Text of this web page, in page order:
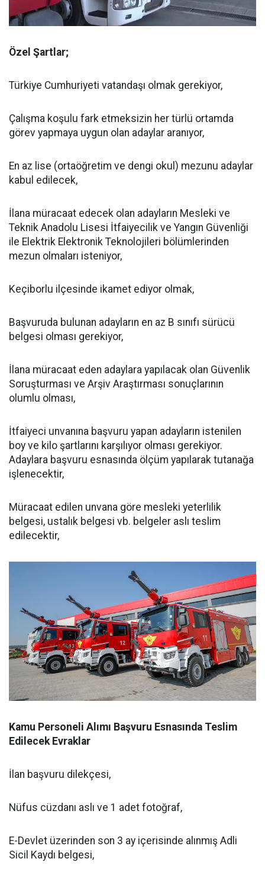
Özel Şartlar;
Türkiye Cumhuriyeti vatandaşı olmak gerekiyor,
Çalışma koşulu fark etmeksizin her türlü ortamda
görev yapmaya uygun olan adaylar aranıyor,
En az lise (ortaöğretim ve dengi okul) mezunu adaylar
kabul edilecek,
İlana müracaat edecek olan adayların Mesleki ve
Teknik Anadolu Lisesi İtfaiyecilik ve Yangın Güvenliği
ile Elektrik Elektronik Teknolojileri bölümlerinden
mezun olmaları isteniyor,
Keçiborlu ilçesinde ikamet ediyor olmak,
Başvuruda bulunan adayların en az B sınıfı sürücü
belgesi olması gerekiyor,
İlana müracaat eden adaylara yapılacak olan Güvenlik
Soruşturması ve Arşiv Araştırması sonuçlarının
olumlu olması,
İtfaiyeci unvanına başvuru yapan adayların istenilen
boy ve kilo şartlarını karşılıyor olması gerekiyor.
Adaylara başvuru esnasında ölçüm yapılarak tutanağa
işlenecektir,
Müracaat edilen unvana göre mesleki yeterlilik
belgesi, ustalık belgesi vb. belgeler aslı teslim
edilecektir,
Kamu Personeli Alımı Başvuru Esnasında Teslim
Edilecek Evraklar
İlan başvuru dilekçesi,
Nüfus cüzdanı aslı ve 1 adet fotoğraf,
E-Devlet üzerinden son 3 ay içerisinde alınmış Adli
Sicil Kaydı belgesi,